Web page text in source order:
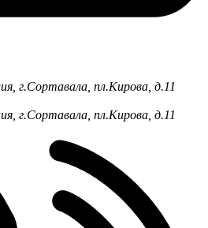
г.Сортавала, пл.Кирова, д.11
г.Сортавала, пл.Кирова, д.11